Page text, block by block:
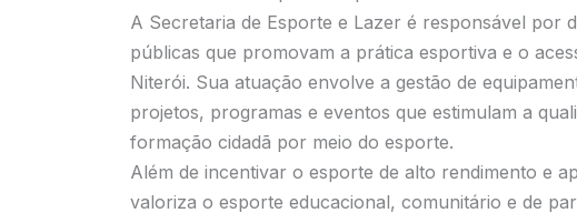
A Secretaria de Esporte e Lazer é responsável por
públicas que promovam a prática esportiva e o
Niterói. Sua atuação envolve a gestão de
projetos, programas e eventos que estimulam a
formação cidadã por meio do esporte.
Além de incentivar o esporte de alto rendimento e
valoriza o esporte educacional, comunitário e de